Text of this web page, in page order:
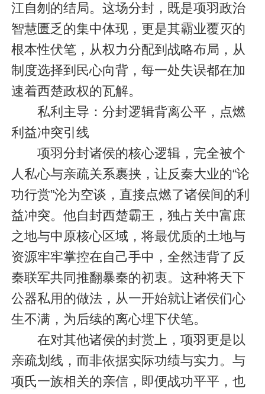
江自刎的结局。这场分封，既是项羽政治
智慧匮乏的集中体现，更是其霸业覆灭的
根本性伏笔，从权力分配到战略布局，从
制度选择到民心向背，每一处失误都在加
速着西楚政权的瓦解。
私利主导：分封逻辑背离公平，点燃
利益冲突引线
项羽分封诸侯的核心逻辑，完全被个
人私心与亲疏关系裹挟，让反秦大业的“论
功行赏”沦为空谈，直接点燃了诸侯间的利
益冲突。他自封西楚霸王，独占关中富庶
之地与中原核心区域，将最优质的土地与
资源牢牢掌控在自己手中，全然违背了反
秦联军共同推翻暴秦的初衷。这种将天下
公器私用的做法，从一开始就让诸侯们心
生不满，为后续的离心埋下伏笔。
在对其他诸侯的封赏上，项羽更是以
亲疏划线，而非依据实际功绩与实力。与
项氏一族相关的亲信，即便战功平平，也